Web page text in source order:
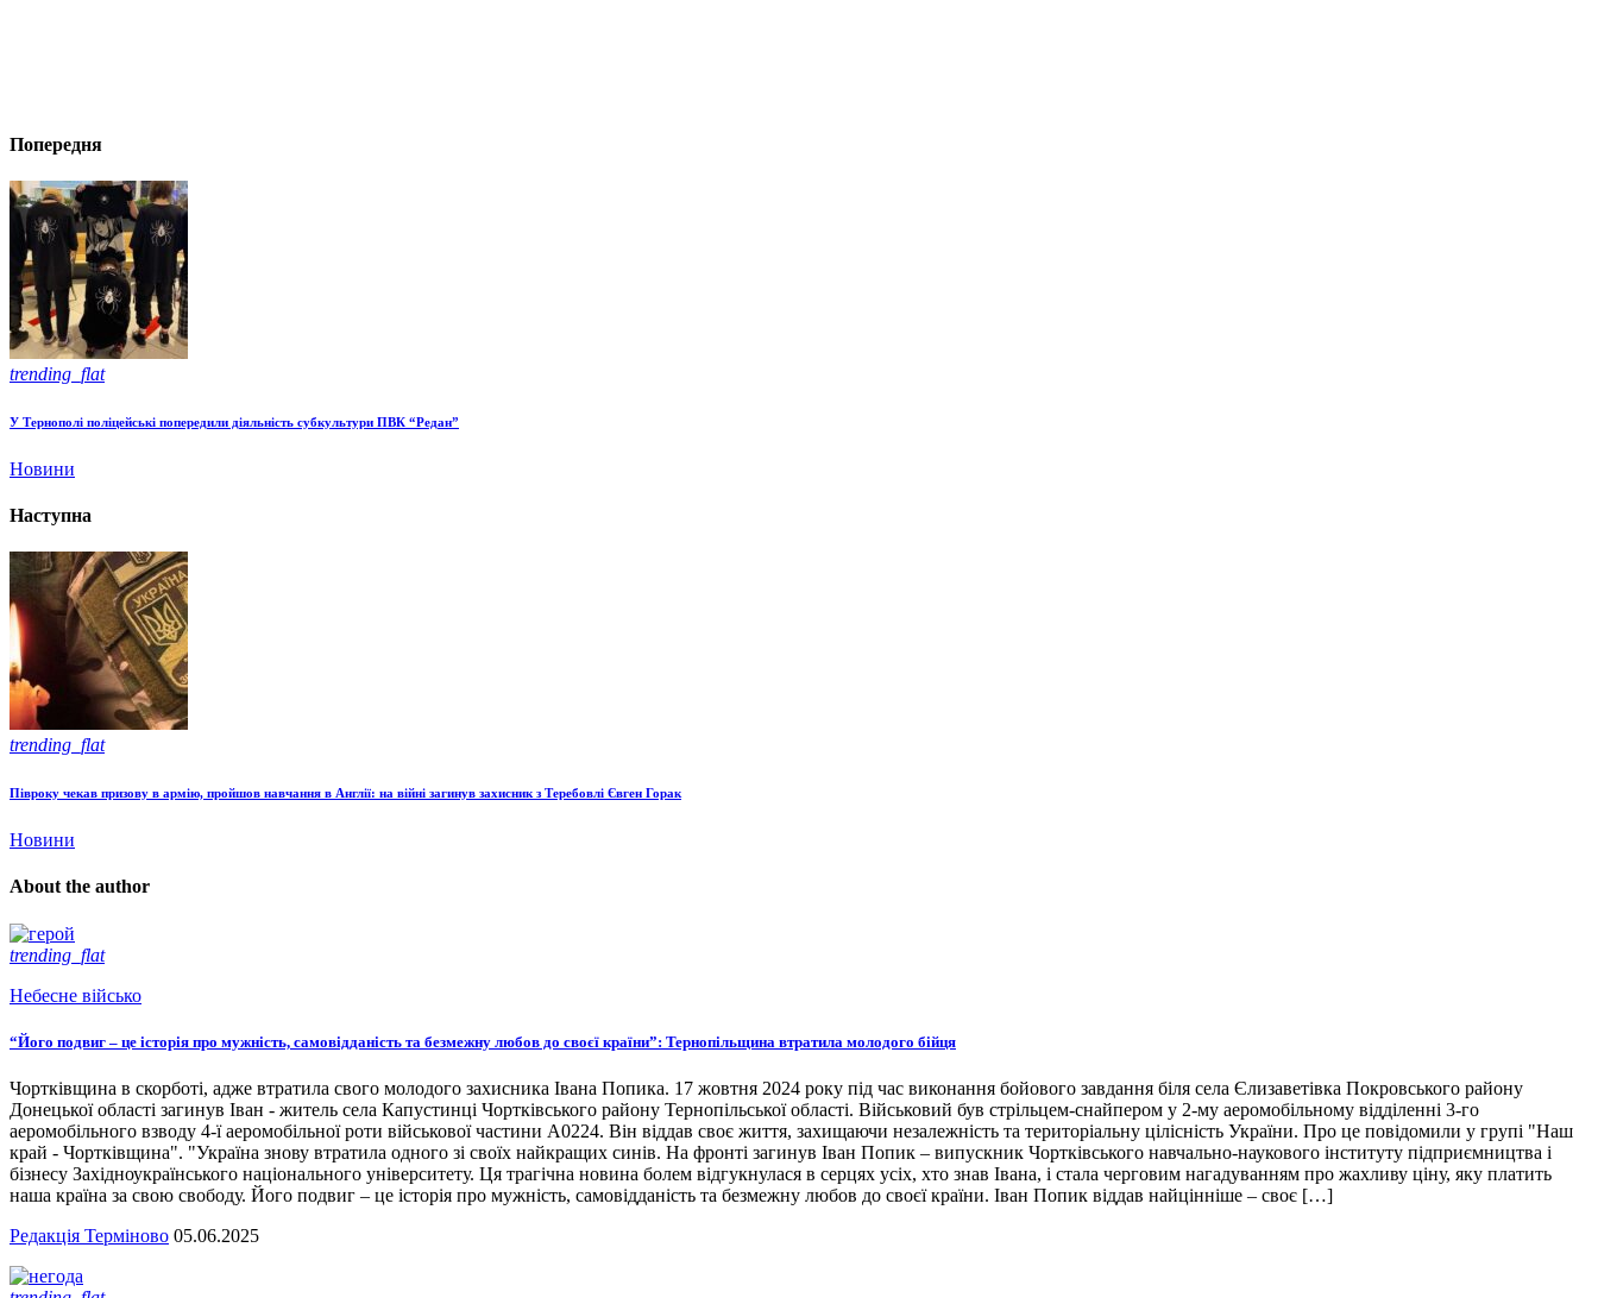
Попередня
trending_flat
У Тернополі поліцейські попередили діяльність субкультури ПВК “Редан”
Новини
Наступна
trending_flat
Півроку чекав призову в армію, пройшов навчання в Англії: на війні загинув захисник з Теребовлі Євген Горак
Новини
About the author
trending_flat
Небесне військо
“Його подвиг – це історія про мужність, самовідданість та безмежну любов до своєї країни”: Тернопільщина втратила молодого бійця
Чортківщина в скорботі, адже втратила свого молодого захисника Івана Попика. 17 жовтня 2024 року під час виконання бойового завдання біля села Єлизаветівка Покровського району
Донецької області загинув Іван - житель села Капустинці Чортківського району Тернопільської області. Військовий був стрільцем-снайпером у 2-му аеромобільному відділенні 3-го
аеромобільного взводу 4-ї аеромобільної роти військової частини А0224. Він віддав своє життя, захищаючи незалежність та територіальну цілісність України. Про це повідомили у групі "Наш
край - Чортківщина". "Україна знову втратила одного зі своїх найкращих синів. На фронті загинув Іван Попик – випускник Чортківського навчально-наукового інституту підприємництва і
бізнесу Західноукраїнського національного університету. Ця трагічна новина болем відгукнулася в серцях усіх, хто знав Івана, і стала черговим нагадуванням про жахливу ціну, яку платить
наша країна за свою свободу. Його подвиг – це історія про мужність, самовідданість та безмежну любов до своєї країни. Іван Попик віддав найцінніше – своє […]
Редакція Терміново 05.06.2025